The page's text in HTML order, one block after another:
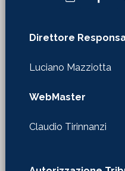
Direttore
Luciano Mazziotta
WebMaster
Claudio Tirinnanzi